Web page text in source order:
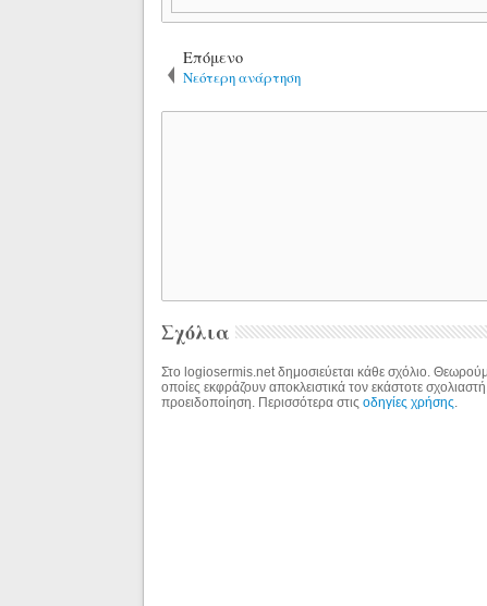
Επόμενο
Νεότερη ανάρτηση
Σχόλια
Στο logiosermis.net δημοσιεύεται κάθε σχόλιο.
οποίες εκφράζουν αποκλειστικά τον εκάστοτε
προειδοποίηση. Περισσότερα στιςοδηγίες χρήσης